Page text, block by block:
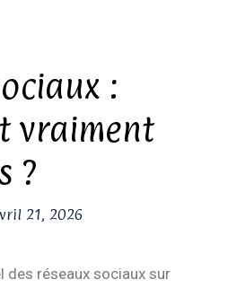
:
vraiment
?
21, 2026
des réseaux sociaux sur